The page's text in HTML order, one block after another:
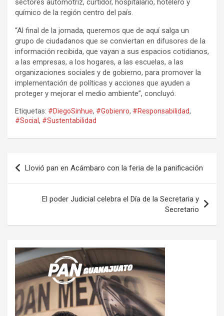
sectores automotriz, curtidor, hospitalario, hotelero y
químico de la región centro del país.
“Al final de la jornada, queremos que de aquí salga un
grupo de ciudadanos que se conviertan en difusores de la
información recibida, que vayan a sus espacios cotidianos,
a las empresas, a los hogares, a las escuelas, a las
organizaciones sociales y de gobierno, para promover la
implementación de políticas y acciones que ayuden a
proteger y mejorar el medio ambiente”, concluyó.
Etiquetas: #DiegoSinhue, #Gobienro, #Responsabilidad,
#Social, #Sustentabilidad
Navegación
de
entradas
Llovió pan en Acámbaro con la feria de la panificación
El poder Judicial celebra el Día de la Secretaria y
Secretario